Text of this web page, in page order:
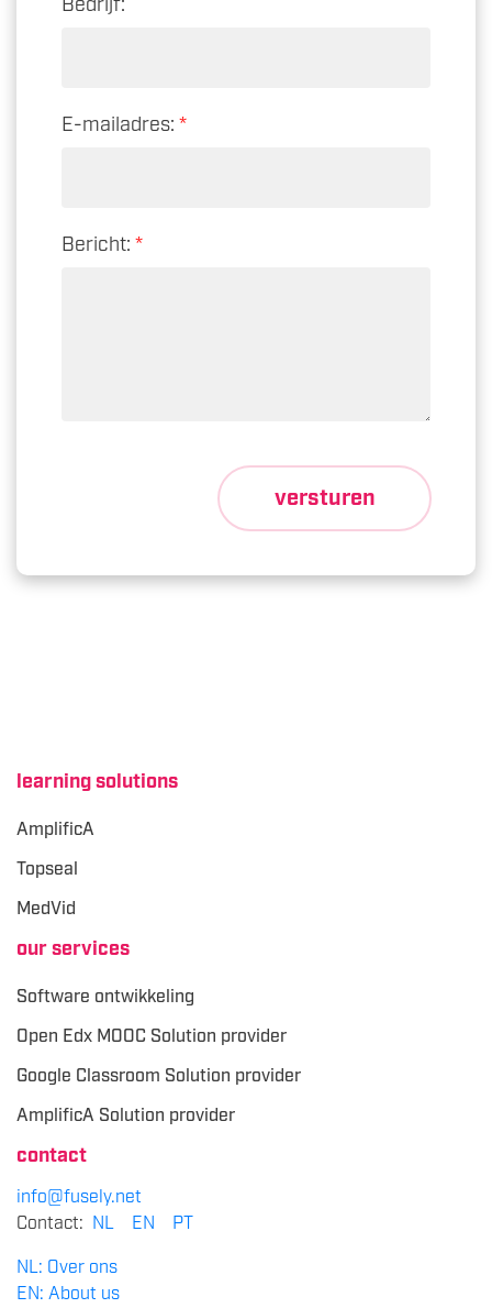
Bedrijf:
E-mailadres: *
Bericht: *
versturen
learning solutions
AmplificA
Topseal
MedVid
our services
Software ontwikkeling
Open Edx MOOC Solution provider
Google Classroom Solution provider
AmplificA Solution provider
contact
info@fusely.net
Contact: NL EN
PT
NL: Over ons
EN: About us